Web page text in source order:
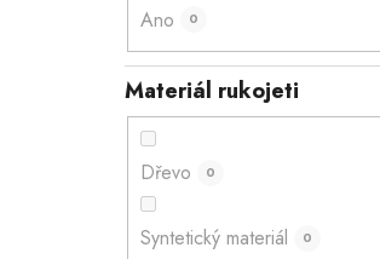
Ano 0
Materiál rukojeti
Dřevo 0
Syntetický materiál 0